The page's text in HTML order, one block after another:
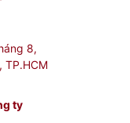
8,
TP.HCM
ty